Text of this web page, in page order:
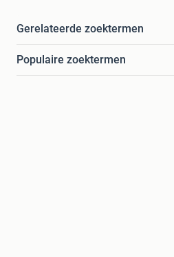
Gerelateerde zoektermen
Populaire zoektermen